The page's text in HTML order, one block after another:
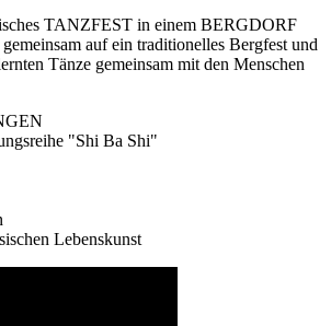
TANZFEST in einem BERGDORF
auf ein traditionelles Bergfest und
Tänze gemeinsam mit den Menschen
"Shi Ba Shi"
Lebenskunst